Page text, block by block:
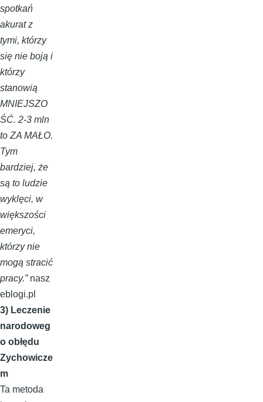
spotkań
akurat z
tymi, którzy
się nie boją i
którzy
stanowią
MNIEJSZO
ŚĆ. 2-3 mln
to ZA MAŁO.
Tym
bardziej, że
są to ludzie
wyklęci, w
większości
emeryci,
którzy nie
mogą stracić
pracy.” nasz
eblogi.pl
3) Leczenie
narodoweg
o obłędu
Zychowicze
m
Ta metoda